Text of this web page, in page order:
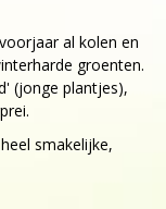
al kolen en
groenten.
(jonge plantjes),
smakelijke,